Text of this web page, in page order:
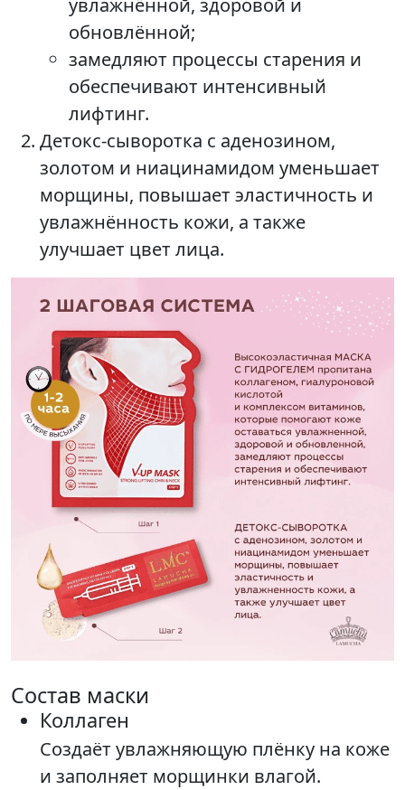
увлажнённой, здоровой и
обновлённой;
замедляют процессы старения и
обеспечивают интенсивный
лифтинг.
Детокс-сыворотка с аденозином,
золотом и ниацинамидом уменьшает
морщины, повышает эластичность и
увлажнённость кожи, а также
улучшает цвет лица.
Состав маски
Коллаген
Создаёт увлажняющую плёнку на коже
и заполняет морщинки влагой.